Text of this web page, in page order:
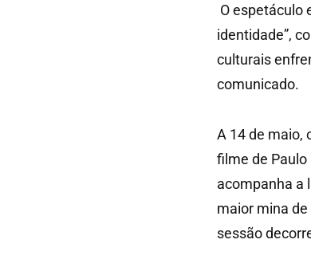
O espetáculo
identidade”,
culturais
comunicado.
A 14 de maio,
filme de Paulo
acompanha a
maior mina
sessão